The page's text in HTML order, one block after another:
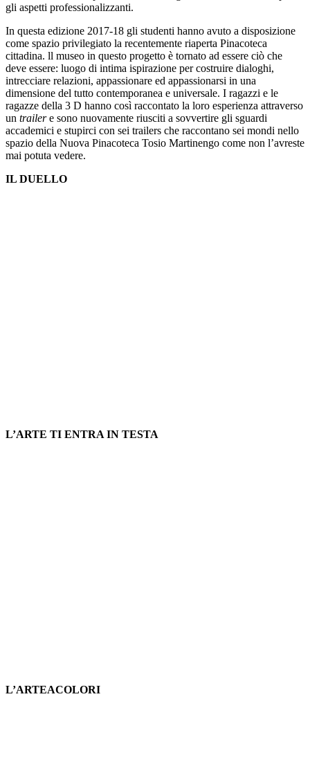
gli aspetti professionalizzanti.
In questa edizione 2017-18 gli studenti hanno avuto a disposizione
come spazio privilegiato la recentemente riaperta Pinacoteca
cittadina. ll museo in questo progetto è tornato ad essere ciò che
deve essere: luogo di intima ispirazione per costruire dialoghi,
intrecciare relazioni, appassionare ed appassionarsi in una
dimensione del tutto contemporanea e universale. I ragazzi e le
ragazze della 3 D hanno così raccontato la loro esperienza attraverso
un trailer e sono nuovamente riusciti a sovvertire gli sguardi
accademici e stupirci con sei trailers che raccontano sei mondi nello
spazio della Nuova Pinacoteca Tosio Martinengo come non l’avreste
mai potuta vedere.
IL DUELLO
L’ARTE TI ENTRA IN TESTA
L’ARTEACOLORI